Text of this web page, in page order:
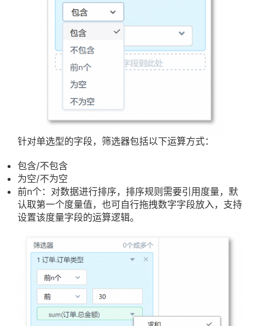
针对单选型的字段，筛选器包括以下运算方式：
包含/不包含
为空/不为空
前n个：对数据进行排序，排序规则需要引用度量，默
认取第一个度量值，也可自行拖拽数字字段放入，支持
设置该度量字段的运算逻辑。